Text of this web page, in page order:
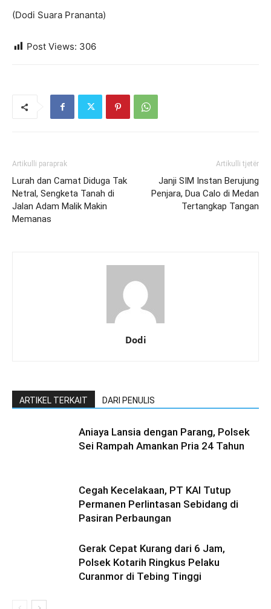
(Dodi Suara Prananta)
Post Views: 306
Artikulli paraprak
Lurah dan Camat Diduga Tak
Netral, Sengketa Tanah di
Jalan Adam Malik Makin
Memanas
Artikulli tjetër
Janji SIM Instan Berujung
Penjara, Dua Calo di Medan
Tertangkap Tangan
Dodi
ARTIKEL TERKAIT DARI PENULIS
Aniaya Lansia dengan Parang, Polsek
Sei Rampah Amankan Pria 24 Tahun
Cegah Kecelakaan, PT KAI Tutup
Permanen Perlintasan Sebidang di
Pasiran Perbaungan
Gerak Cepat Kurang dari 6 Jam,
Polsek Kotarih Ringkus Pelaku
Curanmor di Tebing Tinggi